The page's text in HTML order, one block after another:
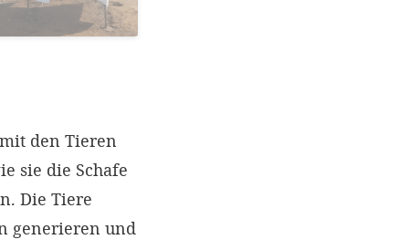
den Tieren
sie die Schafe
Die Tiere
generieren und